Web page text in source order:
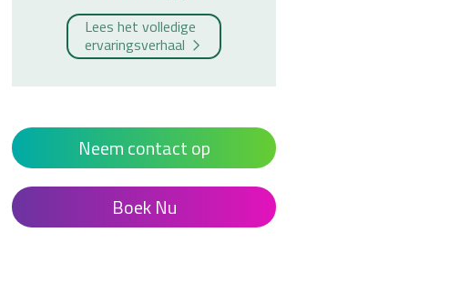
Lees het volledige
ervaringsverhaal
Neem contact op
Boek Nu